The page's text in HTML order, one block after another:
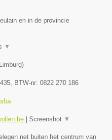
en in de provincie
▼
Limburg)
, BTW-nr: 0822 270 186
Screenshot ▼
net buiten het centrum van